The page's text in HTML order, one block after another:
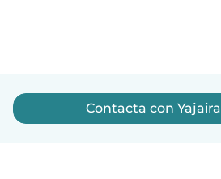
Contacta con Yajaira